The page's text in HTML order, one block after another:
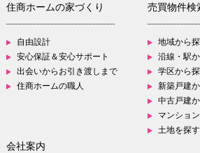
住商ホームの家づくり
自由設計
安心保証＆安心サポート
出会いからお引き渡しまで
住商ホームの職人
売買物件検
地域から
沿線・駅
学区から
新築戸建
中古戸建
マンショ
土地を探す
会社案内